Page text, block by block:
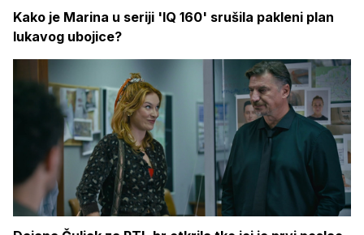
Kako je Marina u seriji 'IQ 160' srušila pakleni plan
lukavog ubojice?